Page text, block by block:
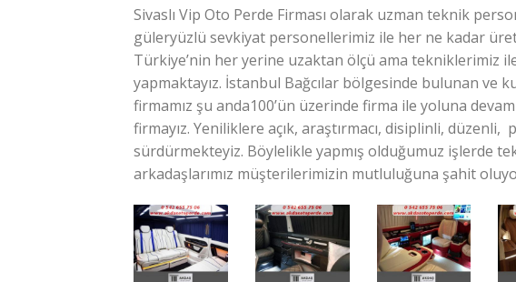
Sivaslı Vip Oto Perde Firması olarak uzman teknik
güleryüzlü sevkiyat personellerimiz ile her ne kadar
Türkiye’nin her yerine uzaktan ölçü ama tekniklerimiz
yapmaktayız. İstanbul Bağcılar bölgesinde bulunan ve
firmamız şu anda100’ün üzerinde firma ile yoluna
firmayız. Yeniliklere açık, araştırmacı, disiplinli, düzenli,
sürdürmekteyiz. Böylelikle yapmış olduğumuz işlerde
arkadaşlarımız müşterilerimizin mutluluğuna şahit